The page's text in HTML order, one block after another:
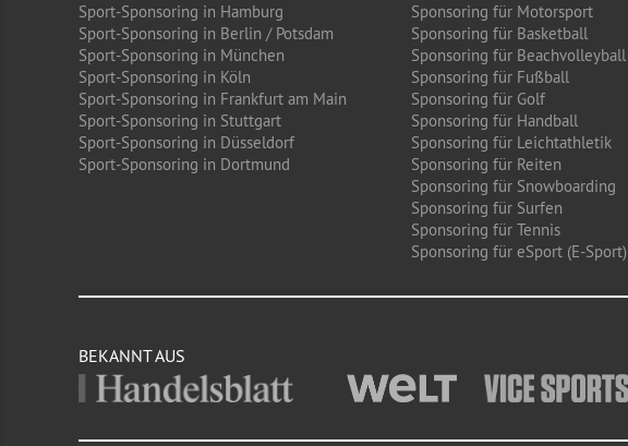
Sport-Sponsoring in Hamburg
Sport-Sponsoring in Berlin / Potsdam
Sport-Sponsoring in München
Sport-Sponsoring in Köln
Sport-Sponsoring in Frankfurt am Main
Sport-Sponsoring in Stuttgart
Sport-Sponsoring in Düsseldorf
Sport-Sponsoring in Dortmund
Sponsoring für Motorsport
Sponsoring für Basketball
Sponsoring für Beachvolleyball
Sponsoring für Fußball
Sponsoring für Golf
Sponsoring für Handball
Sponsoring für Leichtathletik
Sponsoring für Reiten
Sponsoring für Snowboarding
Sponsoring für Surfen
Sponsoring für Tennis
Sponsoring für eSport (E-Sport)
BEKANNT AUS